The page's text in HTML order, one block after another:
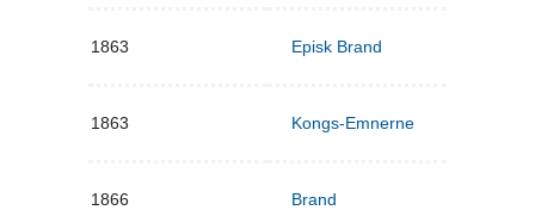
1863 Episk Brand
1863 Kongs-Emnerne
1866 Brand